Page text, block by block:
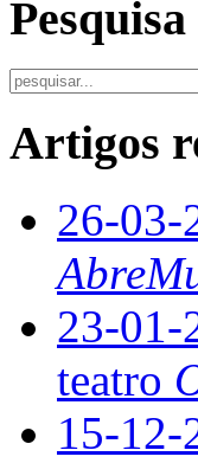
Artigos
26-03-
23-01-
teatro
15-12-